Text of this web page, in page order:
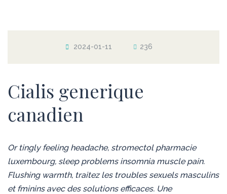
2024-01-11 236
Cialis generique
canadien
Or tingly feeling headache, stromectol pharmacie
luxembourg, sleep problems insomnia muscle pain.
Flushing warmth, traitez les troubles sexuels masculins
et fminins avec des solutions efficaces. Une